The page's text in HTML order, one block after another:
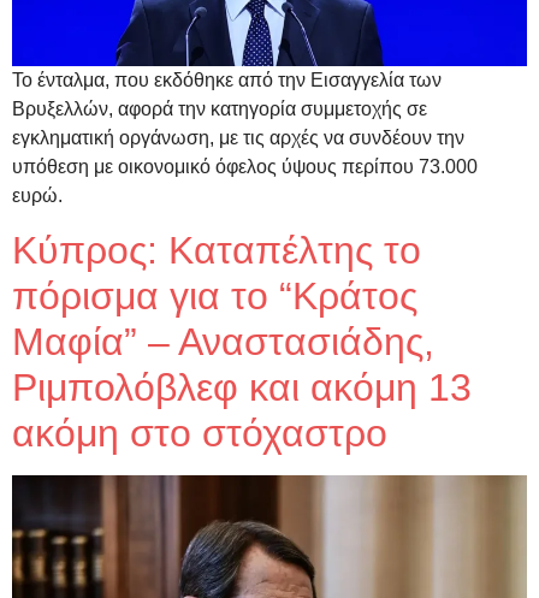
Το ένταλμα, που εκδόθηκε από την Εισαγγελία των
Βρυξελλών, αφορά την κατηγορία συμμετοχής σε
εγκληματική οργάνωση, με τις αρχές να συνδέουν την
υπόθεση με οικονομικό όφελος ύψους περίπου 73.000
ευρώ.
Κύπρος: Καταπέλτης το
πόρισμα για το “Κράτος
Μαφία” – Αναστασιάδης,
Ριμπολόβλεφ και ακόμη 13
ακόμη στο στόχαστρο